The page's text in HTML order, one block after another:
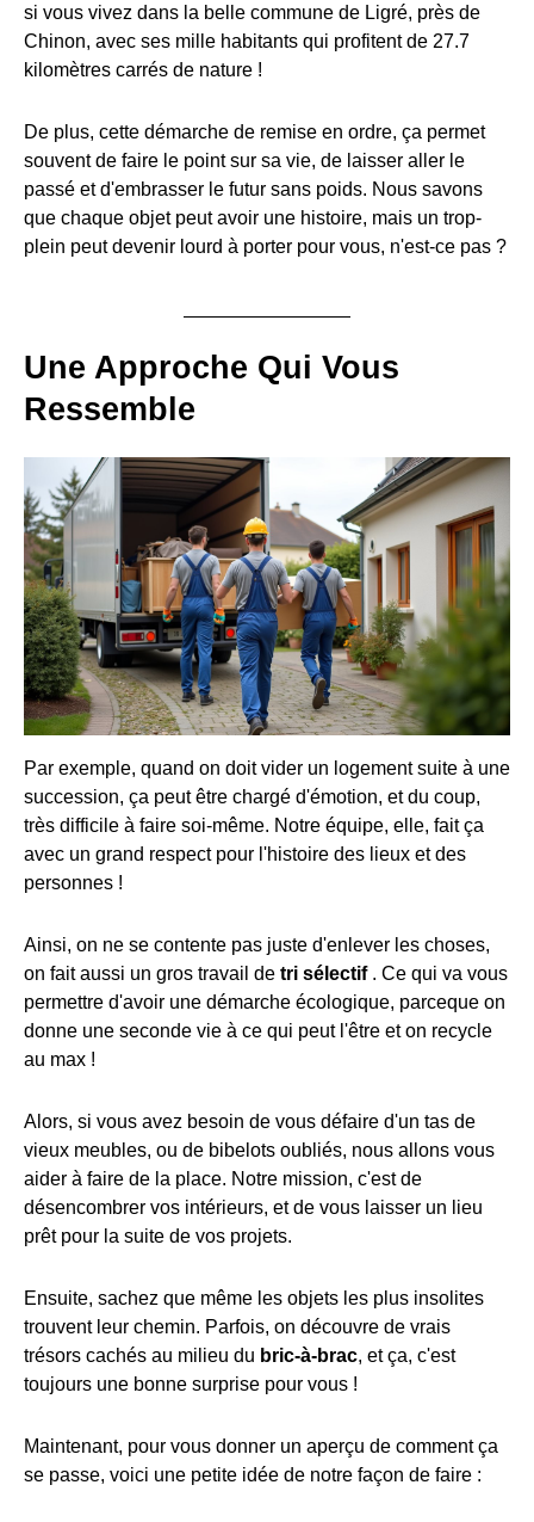
si vous vivez dans la belle commune de Ligré, près de
Chinon, avec ses mille habitants qui profitent de 27.7
kilomètres carrés de nature !
De plus, cette démarche de remise en ordre, ça permet
souvent de faire le point sur sa vie, de laisser aller le
passé et d'embrasser le futur sans poids. Nous savons
que chaque objet peut avoir une histoire, mais un trop-
plein peut devenir lourd à porter pour vous, n'est-ce pas ?
Une Approche Qui Vous
Ressemble
Par exemple, quand on doit vider un logement suite à une
succession, ça peut être chargé d'émotion, et du coup,
très difficile à faire soi-même. Notre équipe, elle, fait ça
avec un grand respect pour l'histoire des lieux et des
personnes !
Ainsi, on ne se contente pas juste d'enlever les choses,
on fait aussi un gros travail de tri sélectif. Ce qui va vous
permettre d'avoir une démarche écologique, parceque on
donne une seconde vie à ce qui peut l'être et on recycle
au max !
Alors, si vous avez besoin de vous défaire d'un tas de
vieux meubles, ou de bibelots oubliés, nous allons vous
aider à faire de la place. Notre mission, c'est de
désencombrer vos intérieurs, et de vous laisser un lieu
prêt pour la suite de vos projets.
Ensuite, sachez que même les objets les plus insolites
trouvent leur chemin. Parfois, on découvre de vrais
trésors cachés au milieu du bric-à-brac, et ça, c'est
toujours une bonne surprise pour vous !
Maintenant, pour vous donner un aperçu de comment ça
se passe, voici une petite idée de notre façon de faire :